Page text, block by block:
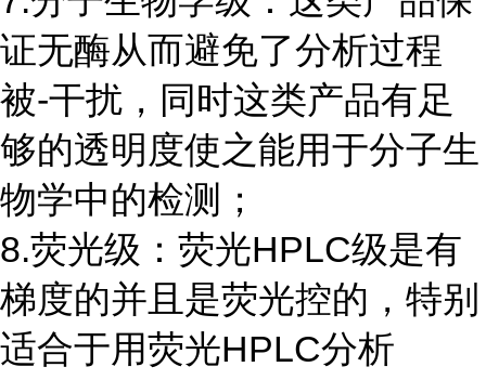
证无酶从而避免了分析过程
被-干扰，同时这类产品有足
够的透明度使之能用于分子生
物学中的检测；
8.荧光级：荧光HPLC级是有
梯度的并且是荧光控的，特别
适合于用荧光HPLC分析